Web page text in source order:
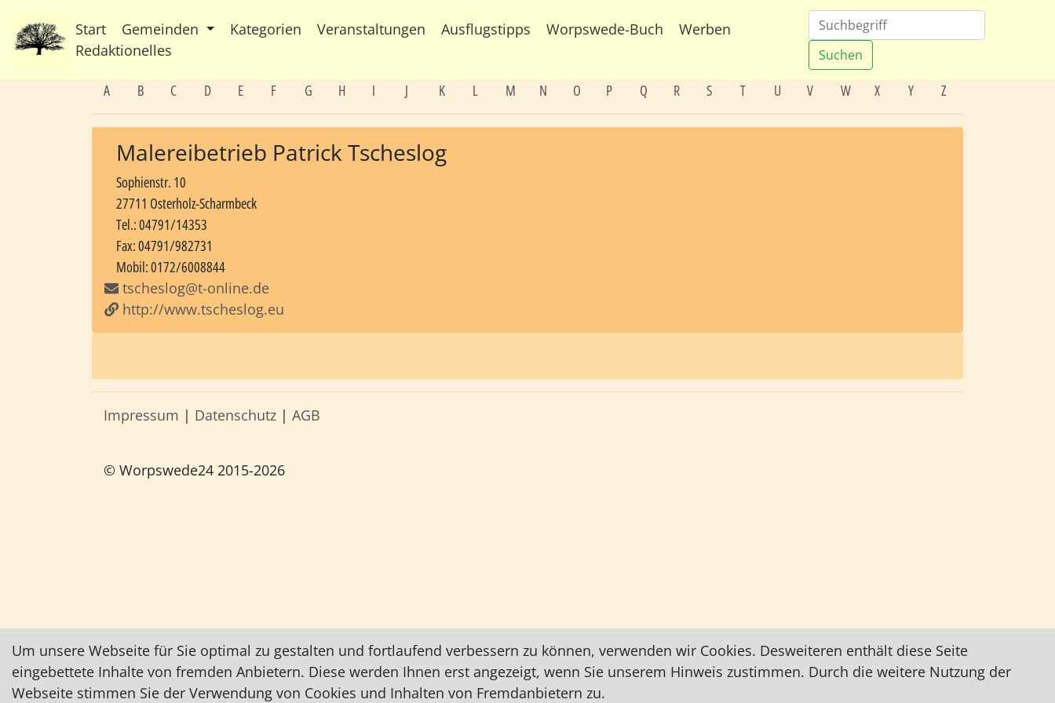
Start Gemeinden Kategorien Veranstaltungen Ausflugstipps Worpswede-Buch
Werben
Redaktionelles
Suchen
A B C D E F G H I J K L M N O P Q R S T U V W X Y Z
Malereibetrieb Patrick Tscheslog
Sophienstr. 10
27711 Osterholz-Scharmbeck
Tel.: 04791/14353
Fax: 04791/982731
Mobil: 0172/6008844
tscheslog@t-online.de
http://www.tscheslog.eu
Impressum | Datenschutz | AGB
© Worpswede24 2015-2026
Um unsere Webseite für Sie optimal zu gestalten und fortlaufend verbessern zu können, verwenden wir Cookies. Desweiteren enthält diese Seite
eingebettete Inhalte von fremden Anbietern. Diese werden Ihnen erst angezeigt, wenn Sie unserem Hinweis zustimmen. Durch die weitere Nutzung der
Webseite stimmen Sie der Verwendung von Cookies und Inhalten von Fremdanbietern zu.